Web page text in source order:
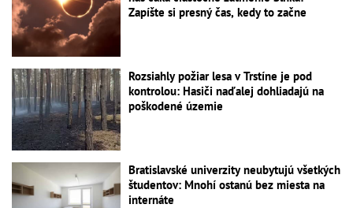
Zapíšte si presný čas, kedy to začne
Rozsiahly požiar lesa v Trstíne je pod
kontrolou: Hasiči naďalej dohliadajú na
poškodené územie
Bratislavské univerzity neubytujú všetkých
študentov: Mnohí ostanú bez miesta na
internáte